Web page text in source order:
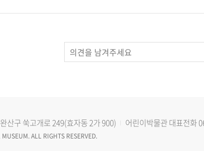
산구 쑥고개로 249(효자동 2가 900) 어린이박물관대표전화
ALL RIGHTS RESERVED.